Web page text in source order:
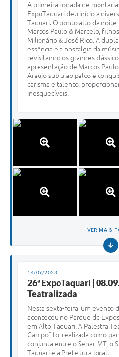
A primeira rodada de
ExpoTaquari deu início a
Taquari. O ponto alto da noite
Marcos Paulo & Marcelo,
Milionário & José Rico. A
essência e a nostalgia da
revisitando os grandes
apresentação de Marcos
Araújo subiu ao palco e
carisma e talento,
inesquecíveis.
VER MAIS
14/09/2023
26ª ExpoTaquari |
Teatralizada
Nesta sexta-feira, um evento
aconteceu no Parque de
em Alto Taquari. A Palestra
Campo" foi realizada como
conjunta entre o Senar-MT, o
Taquari e a Prefeitura local.